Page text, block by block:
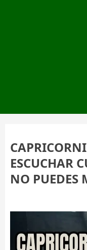
ESCUCHAR
NO PUEDES